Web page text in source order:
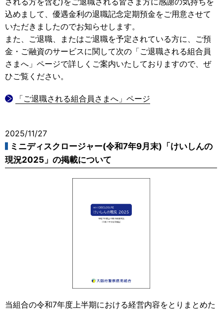
込めまして、優遇金利の退職記念定期預金をご用意させて
いただきましたのでお知らせします。
また、ご退職、またはご退職を予定されている方に、ご預
金・ご融資のサービスに関して次の「ご退職される組合員
さまへ」ページで詳しくご案内いたしておりますので、ぜ
ひご覧ください。
「ご退職される組合員さまへ」ページ
2025/11/27
ミニディスクロージャー(令和7年9月末)「けいしんの
現況2025」の掲載について
当組合の令和7年度上半期における経営内容をとりまとめた